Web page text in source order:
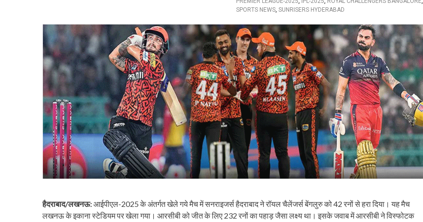
SPORTS NEWS, SUNRISERS HYDERABAD
हैदराबाद/लखनऊ:आईपीएल-2025 के अंतर्गत खेले गये मैच में सनराइजर्स हैदराबाद ने रॉयल चैलेंजर्स बेंगलुरु को 42 रनों से हरा दिया। यह मैच
लखनऊ के इकाना स्टेडियम पर खेला गया। आरसीबी को जीत के लिए 232 रनों का पहाड़ जैसा लक्ष्य था। इसके जवाब में आरसीबी ने विस्फोटक